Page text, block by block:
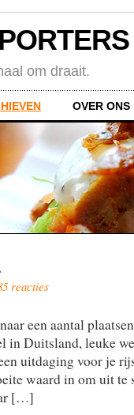
om draait.
OVER ONS
reacties
een aantal
in Duitsland, leuke
uitdaging voor je
waard in om uit te
[…]